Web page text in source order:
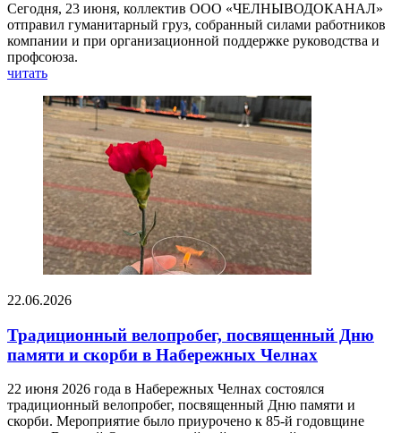
Сегодня, 23 июня, коллектив ООО «ЧЕЛНЫВОДОКАНАЛ»
отправил гуманитарный груз, собранный силами работников
компании и при организационной поддержке руководства и
профсоюза.
читать
22.06.2026
Традиционный велопробег, посвященный Дню
памяти и скорби в Набережных Челнах
22 июня 2026 года в Набережных Челнах состоялся
традиционный велопробег, посвященный Дню памяти и
скорби. Мероприятие было приурочено к 85-й годовщине